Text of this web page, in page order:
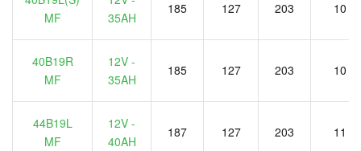
MF
35AH
185 127 203 10
40B19R
MF
12V -
35AH
185 127 203 10
44B19L
MF
12V -
40AH
187 127 203 11